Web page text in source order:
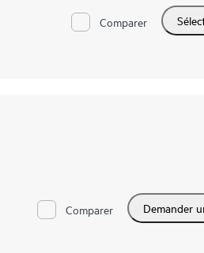
Comparer
Comparer Demander